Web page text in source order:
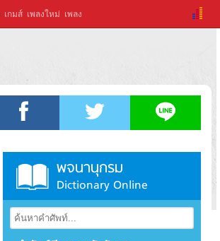
เกมส์ เพลงใหม่ เพลง
พจนานุกรม
Dictionary Online